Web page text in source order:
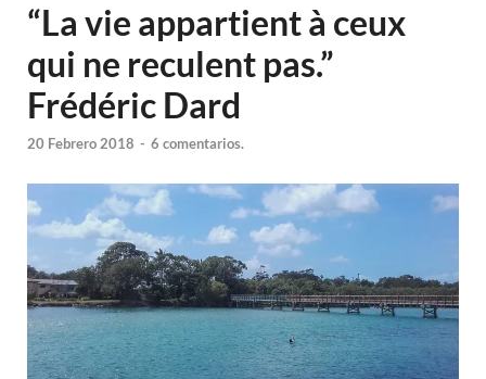
“La vie appartient à ceux
qui ne reculent pas.”
Frédéric Dard
20 Febrero 2018 - 6 comentarios.